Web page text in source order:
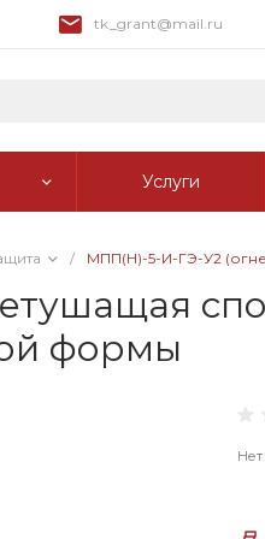
tk_grant@mail.ru
Услуги
/ МПП(Н)-5-И-ГЭ-У2
формы